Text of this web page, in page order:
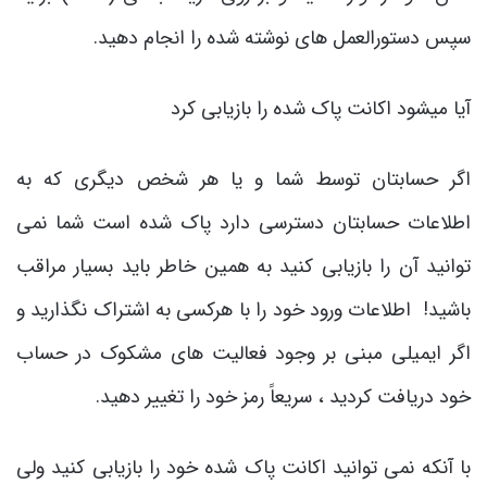
سپس دستورالعمل های نوشته شده را انجام دهید.
آیا میشود اکانت پاک شده را بازیابی کرد
اگر حسابتان توسط شما و یا هر شخص دیگری که به
اطلاعات حسابتان دسترسی دارد پاک شده است شما نمی
توانید آن را بازیابی کنید به همین خاطر باید بسیار مراقب
باشید! اطلاعات ورود خود را با هرکسی به اشتراک نگذارید و
اگر ایمیلی مبنی بر وجود فعالیت های مشکوک در حساب
خود دریافت کردید ، سریعاً رمز خود را تغییر دهید.
با آنکه نمی توانید اکانت پاک شده خود را بازیابی کنید ولی